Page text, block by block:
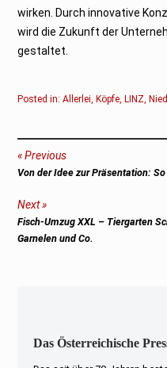
wirken. Durch innovative
wird die Zukunft der
gestaltet.
Posted in:Allerlei,Köpfe,LINZ,
Previous
Previous
Von der Idee zur Präsentation:
Next
Next
post:
Fisch-Umzug XXL – Tiergarten
Garnelen und Co.
Das Österreichische